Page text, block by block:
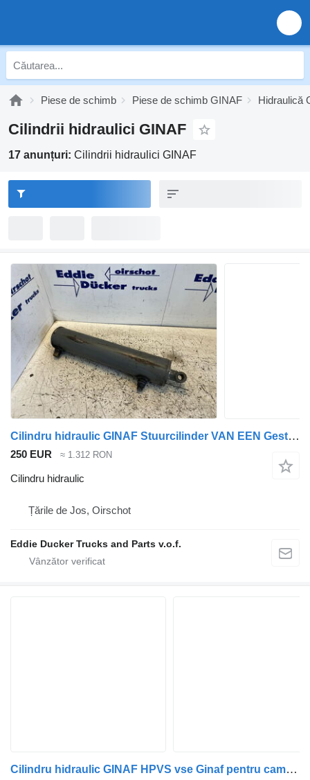
Piese de schimb Piese de schimb GINAF Hidraulică
Cilindrii hidraulici GINAF
17 anunțuri: Cilindrii hidraulici GINAF
Cilindru hidraulic GINAF Stuurcilinder VAN EEN Gestuurde Liftas pentru camion
250 EUR ≈ 1.312 RON
Cilindru hidraulic
Țările de Jos, Oirschot
Eddie Ducker Trucks and Parts v.o.f.
Cilindru hidraulic GINAF HPVS vse Ginaf pentru camion GINAF x